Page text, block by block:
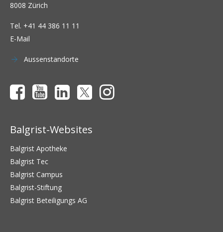
8008 Zürich
Tel. +41 44 386 11 11
E-Mail
Aussenstandorte
Balgrist-Websites
Balgrist Apotheke
Balgrist Tec
Balgrist Campus
Balgrist-Stiftung
Balgrist Beteiligungs AG